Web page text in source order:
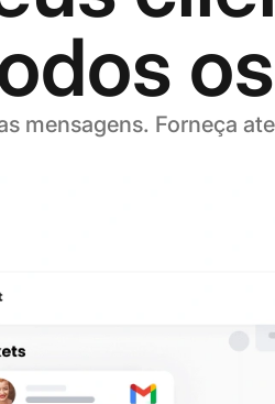
mensagens. Forneça